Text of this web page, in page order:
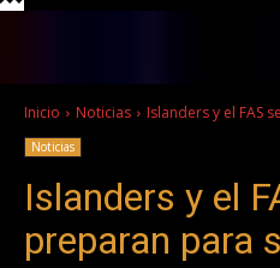
Inicio Noticias Islanders y el FAS
Noticias
Islanders y el
preparan para